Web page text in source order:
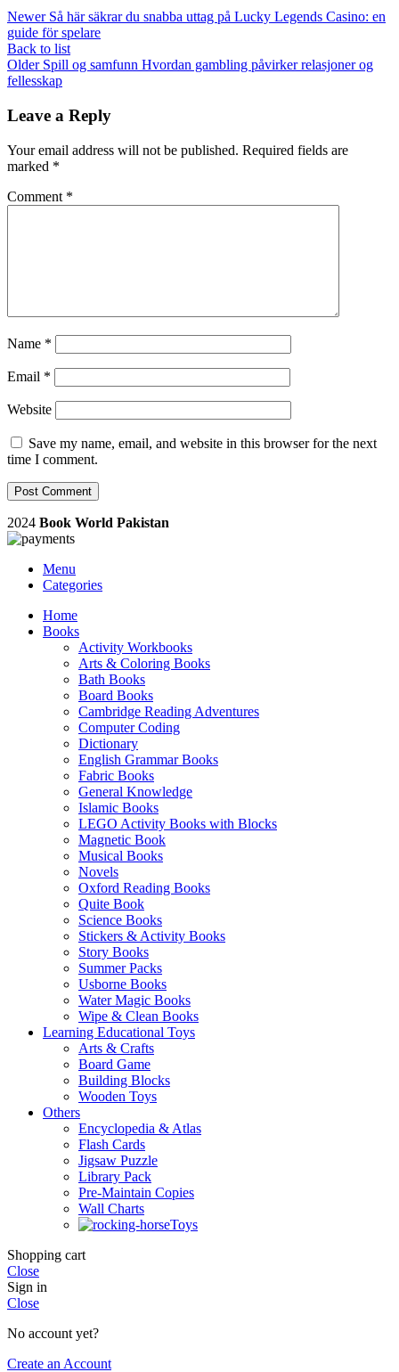
Newer Så här säkrar du snabba uttag på Lucky Legends Casino: en
guide för spelare
Back to list
Older Spill og samfunn Hvordan gambling påvirker relasjoner og
fellesskap
Leave a Reply
Your email address will not be published. Required fields are
marked *
Comment *
Name *
Email *
Website
Save my name, email, and website in this browser for the next
time I comment.
2024 Book World Pakistan
Menu
Categories
Home
Books
Activity Workbooks
Arts & Coloring Books
Bath Books
Board Books
Cambridge Reading Adventures
Computer Coding
Dictionary
English Grammar Books
Fabric Books
General Knowledge
Islamic Books
LEGO Activity Books with Blocks
Magnetic Book
Musical Books
Novels
Oxford Reading Books
Quite Book
Science Books
Stickers & Activity Books
Story Books
Summer Packs
Usborne Books
Water Magic Books
Wipe & Clean Books
Learning Educational Toys
Arts & Crafts
Board Game
Building Blocks
Wooden Toys
Others
Encyclopedia & Atlas
Flash Cards
Jigsaw Puzzle
Library Pack
Pre-Maintain Copies
Wall Charts
Toys
Shopping cart
Close
Sign in
Close
No account yet?
Create an Account